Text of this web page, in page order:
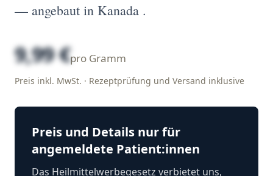
— angebaut in Kanada .
9,99 €pro Gramm
Preis inkl. MwSt. · Rezeptprüfung und Versand inklusive
Preis und Details nur für
angemeldete Patient:innen
Das Heilmittelwerbegesetz verbietet uns,